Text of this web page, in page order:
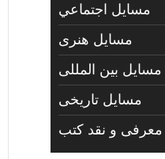
مسايل اجتماعي
مسايل هنری
مسایل بین المللی
مسایل تاریخی
معرفی و نقد کتب